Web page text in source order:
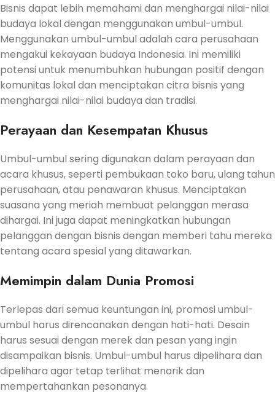
Bisnis dapat lebih memahami dan menghargai nilai-nilai
budaya lokal dengan menggunakan umbul-umbul.
Menggunakan umbul-umbul adalah cara perusahaan
mengakui kekayaan budaya Indonesia. Ini memiliki
potensi untuk menumbuhkan hubungan positif dengan
komunitas lokal dan menciptakan citra bisnis yang
menghargai nilai-nilai budaya dan tradisi.
Perayaan dan Kesempatan Khusus
Umbul-umbul sering digunakan dalam perayaan dan
acara khusus, seperti pembukaan toko baru, ulang tahun
perusahaan, atau penawaran khusus. Menciptakan
suasana yang meriah membuat pelanggan merasa
dihargai. Ini juga dapat meningkatkan hubungan
pelanggan dengan bisnis dengan memberi tahu mereka
tentang acara spesial yang ditawarkan.
Memimpin dalam Dunia Promosi
Terlepas dari semua keuntungan ini, promosi umbul-
umbul harus direncanakan dengan hati-hati. Desain
harus sesuai dengan merek dan pesan yang ingin
disampaikan bisnis. Umbul-umbul harus dipelihara dan
dipelihara agar tetap terlihat menarik dan
mempertahankan pesonanya.